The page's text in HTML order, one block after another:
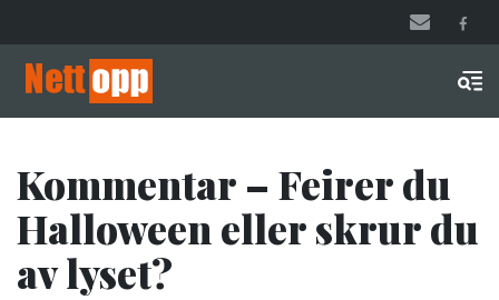
til
hovedinnhold
Kommentar – Feirer du
Halloween eller skrur du
av lyset?